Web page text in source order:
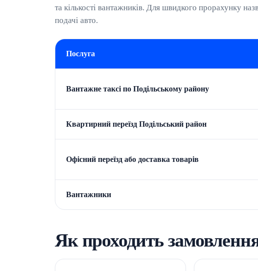
та кількості вантажників. Для швидкого прорахунку
подачі авто.
Послуга
Вантажне таксі по Подільському району
Квартирний переїзд Подільський район
Офісний переїзд або доставка товарів
Вантажники
Як проходить